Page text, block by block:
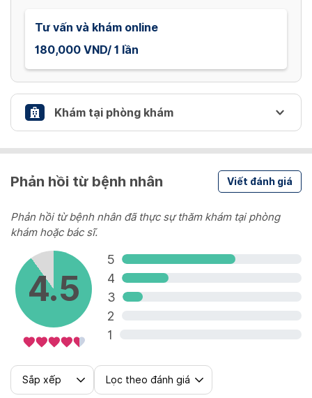
Tư vấn và khám online
180,000 VND/ 1 lần
Khám tại phòng khám
KHÁM TẠI PHÒNG KHÁM
Khám tổng quát
Khám và tư vấn bởi bác sĩ chuyên khoa da liễu
130,000 VND/ 1 lần
Phản hồi từ bệnh nhân Viết đánh giá
Phản hồi từ bệnh nhân đã thực sự thăm khám tại phòng
khám hoặc bác sĩ.
4.5
5
4
3
2
1
Sắp xếp Lọc theo đánh giá